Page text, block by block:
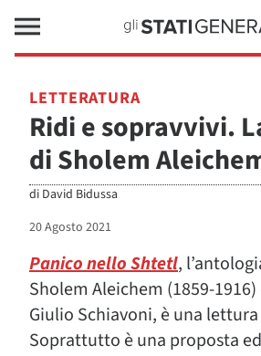
LETTERATURA
Ridi e sopravvivi.
di Sholem
di David Bidussa
20 Agosto 2021
Panico nello Shtetl,
Sholem Aleichem (1859-
Giulio Schiavoni, è una
Soprattutto è una proposta